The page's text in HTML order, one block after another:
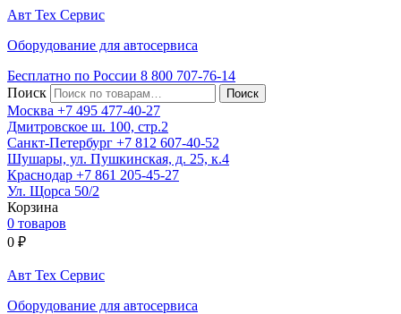
Авт Тех Сервис
Оборудование для автосервиса
Бесплатно по России 8 800 707-76-14
Поиск
Москва +7 495 477-40-27
Дмитровское ш. 100, стр.2
Санкт-Петербург +7 812 607-40-52
Шушары, ул. Пушкинская, д. 25, к.4
Краснодар +7 861 205-45-27
Ул. Щорса 50/2
Корзина
0 товаров
0 ₽
Авт Тех Сервис
Оборудование для автосервиса